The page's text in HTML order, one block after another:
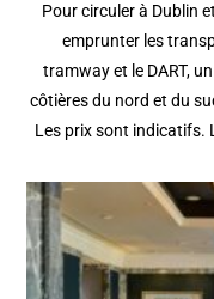
Pour circuler à Dublin
emprunter les
tramway et le DART,
côtières du nord et du
Les prix sont indicatifs.